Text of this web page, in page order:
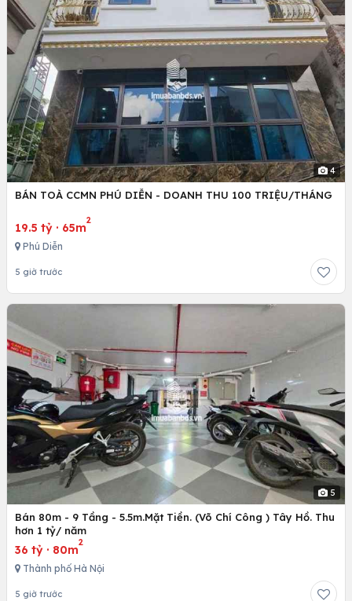
4
BÁN TOÀ CCMN PHÚ DIỄN - DOANH THU 100 TRIỆU/THÁNG
19.5 tỷ · 65m
2
Phú Diễn
5 giờ trước
5
Bán 80m - 9 Tầng - 5.5m.Mặt Tiền. (Võ Chí Công ) Tây Hồ. Thu
hơn 1 tỷ/ năm
36 tỷ · 80m
2
Thành phố Hà Nội
5 giờ trước